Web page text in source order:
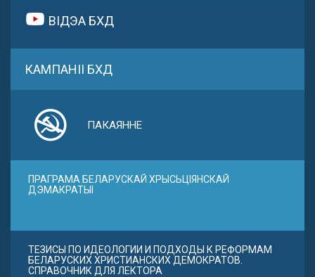
ВІДЭА БХД
КАМПАНІІ БХД
ПАКАЯННЕ
ПРАГРАМА БЕЛАРУСКАЙ ХРЫСЬЦІЯНСКАЙ
ДЭМАКРАТЫІ
ТЕЗИСЫ ПО ИДЕОЛОГИИ И ПОДХОДЫ К РЕФОРМАМ
БЕЛАРУСКИХ ХРИСТИАНСКИХ ДЕМОКРАТОВ.
СПРАВОЧНИК ДЛЯ ЛЕКТОРА